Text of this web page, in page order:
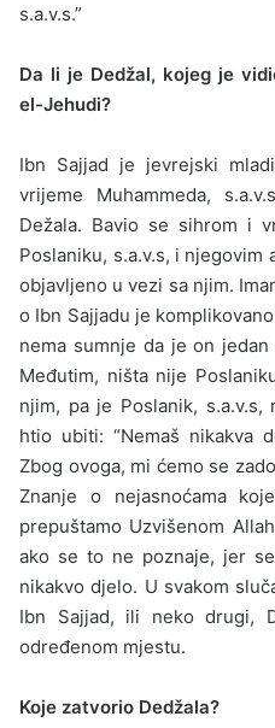
s.a.v.s.”
Da li je Dedžal, kojeg je
el-Jehudi?
Ibn Sajjad je jevrejski
vrijeme Muhammeda,
Dežala. Bavio se sihrom i
Poslaniku, s.a.v.s, i njegovim
objavljeno u vezi sa njim.
o Ibn Sajjadu je
nema sumnje da je on
Međutim, ništa nije
njim, pa je Poslanik, s.a.v.s,
htio ubiti: “Nemaš nikakva
Zbog ovoga, mi ćemo se
Znanje o nejasnoćama
prepuštamo Uzvišenom
ako se to ne poznaje, jer
nikakvo djelo. U svakom
Ibn Sajjad, ili neko drugi,
određenom mjestu.
Koje zatvorio Dedžala?